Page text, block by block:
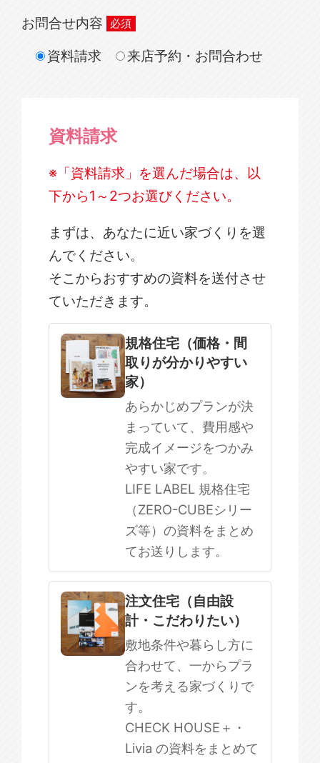
お問合せ内容
資料請求
来店予約・お問合わせ
資料請求
※「資料請求」を選んだ場合は、以
下から1～2つお選びください。
まずは、あなたに近い家づくりを選
んでください。
そこからおすすめの資料を送付させ
ていただきます。
規格住宅
注文住宅
SOWOOD
まだ何も決まっていない
規格住宅（価格・間
取りが分かりやすい
家）
あらかじめプランが決
まっていて、費用感や
完成イメージをつかみ
やすい家です。
LIFE LABEL 規格住宅
（ZERO-CUBEシリー
ズ等）の資料をまとめ
てお送りします。
注文住宅（自由設
計・こだわりたい）
敷地条件や暮らし方に
合わせて、一からプラ
ンを考える家づくりで
す。
CHECK HOUSE＋・
Livia の資料をまとめて